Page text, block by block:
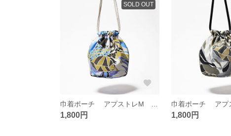
SOLD OUT
1,800円 1,800円